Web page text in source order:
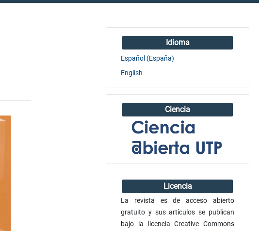
Idioma
Español (España)
English
Ciencia
Licencia
La revista es de acceso abierto
gratuito y sus artículos se publican
bajo la licencia Creative Commons